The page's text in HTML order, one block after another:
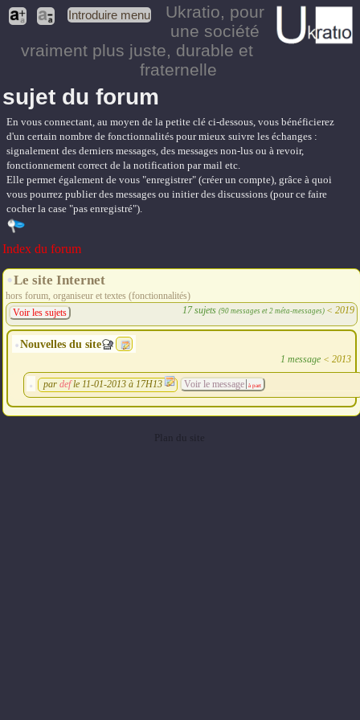
Introduire menu Ukratio, pour
une société
vraiment plus juste, durable et
fraternelle
sujet du forum
En vous connectant, au moyen de la petite clé ci-dessous, vous bénéficierez
d'un certain nombre de fonctionnalités pour mieux suivre les échanges :
signalement des derniers messages, des messages non-lus ou à revoir,
fonctionnement correct de la notification par mail etc.
Elle permet également de vous "enregistrer" (créer un compte), grâce à quoi
vous pourrez publier des messages ou initier des discussions (pour ce faire
cocher la case "pas enregistré").
Index du forum
Le site Internet
hors forum, organiseur et textes (fonctionnalités)
17 sujets (90 messages et 2 méta-messages) < 2019
Voir les sujets
Nouvelles du site
1 message< 2013
par def le 11-01-2013 à 17H13 Voir le message à part
Plan du site